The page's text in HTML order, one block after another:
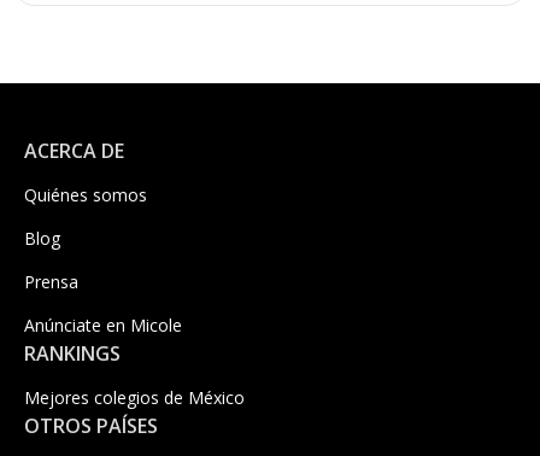
ACERCA DE
Quiénes somos
Blog
Prensa
Anúnciate en Micole
RANKINGS
Mejores colegios de México
OTROS PAÍSES